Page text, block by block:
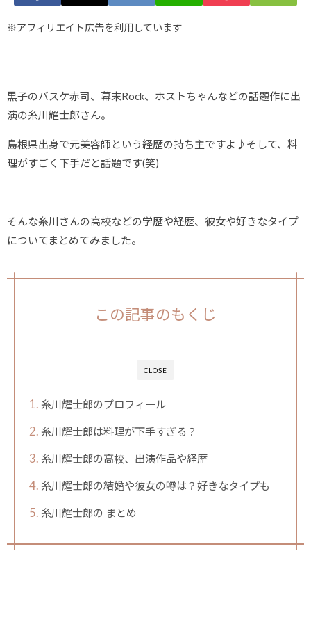
※アフィリエイト広告を利用しています
黒子のバスケ赤司、幕末Rock、ホストちゃんなどの話題作に出
演の糸川耀士郎さん。
島根県出身で元美容師という経歴の持ち主ですよ♪そして、料
理がすごく下手だと話題です(笑)
そんな糸川さんの高校などの学歴や経歴、彼女や好きなタイプ
についてまとめてみました。
CLOSE
この記事のもくじ
糸川耀士郎のプロフィール
糸川耀士郎は料理が下手すぎる？
糸川耀士郎の高校、出演作品や経歴
糸川耀士郎の結婚や彼女の噂は？好きなタイプも
糸川耀士郎の まとめ